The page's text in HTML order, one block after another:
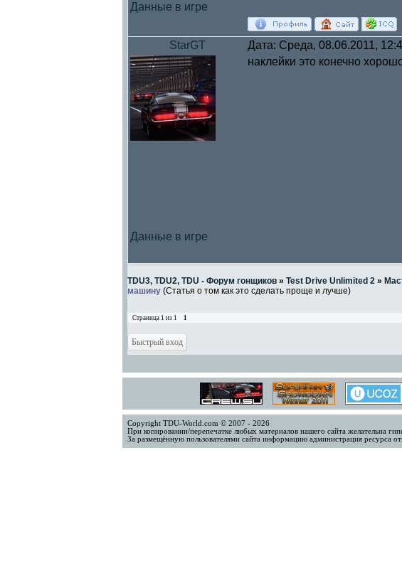
Данные в игре
StarGT Дата: Среда, 08.06.2011,
Данные в игре
наклейки это конечно
TDU3, TDU2, TDU - Форум гонщиков » Test Drive Unlimited 2 »
машину (Статья о том как это сделать проще и лучше)
Страница 1 из 1 1
Copyright TDU-World.com © 2007 - 2026
При копировании/перепечатке любых материалов нашего сайта желательна
За размещённую пользователями сайта информацию администрация ресурса